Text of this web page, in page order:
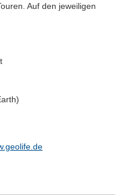
Auf den jeweiligen